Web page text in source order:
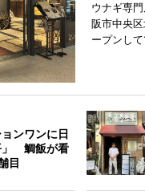
ウナギ専
阪市中央
ープンして
ンワンに日
」 鯛飯が看
目